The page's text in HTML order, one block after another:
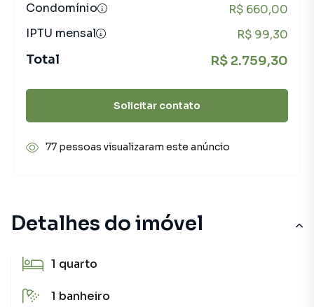
Detalhes do imóvel
1 quarto
1 banheiro
Condomínio
R$ 660,00
IPTU mensal
R$ 99,30
Total R$ 2.759,30
Solicitar contato
77 pessoas visualizaram este anúncio